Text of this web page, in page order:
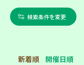
検索条件を変更
新着順 開催日順